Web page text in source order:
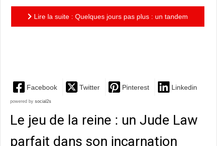
Lire la suite : Quelques jours pas plus : un tandem
Facebook Twitter Pinterest Linkedin
powered by social2s
Le jeu de la reine : un Jude Law
parfait dans son incarnation